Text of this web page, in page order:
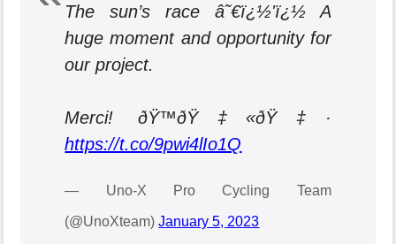
The sun’s race â˜€ï¿½'ï¿½ A
huge moment and opportunity for
our project.
Merci! ðŸ™ðŸ‡«ðŸ‡·
https://t.co/9pwi4lIo1Q
— Uno-X Pro Cycling Team
(@UnoXteam)January 5, 2023